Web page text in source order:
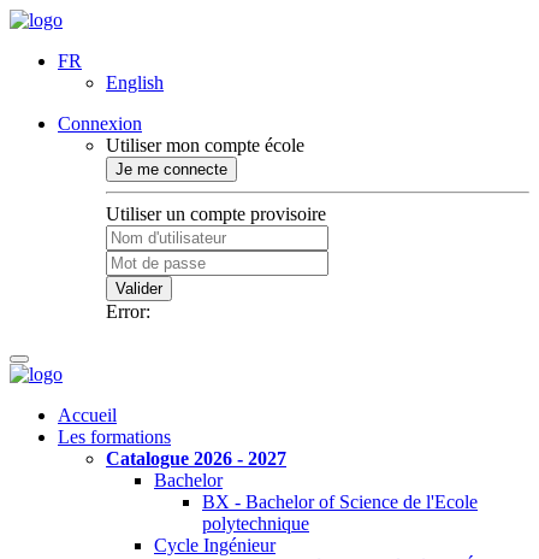
FR
English
Connexion
Utiliser mon compte école
Je me connecte
Utiliser un compte provisoire
Valider
Error:
Accueil
Les formations
Catalogue 2026 - 2027
Bachelor
BX - Bachelor of Science de l'Ecole
polytechnique
Cycle Ingénieur